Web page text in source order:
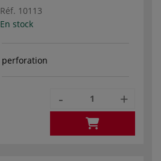
Réf. 10113
En stock
perforation
- +